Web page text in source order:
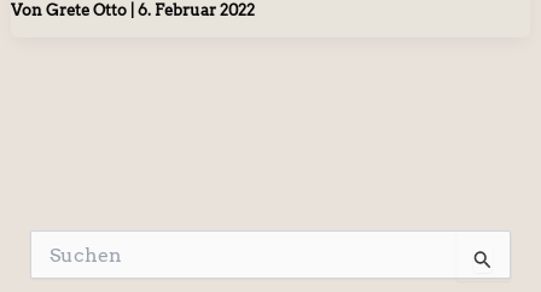
Von Grete Otto 6. Februar 2022
u